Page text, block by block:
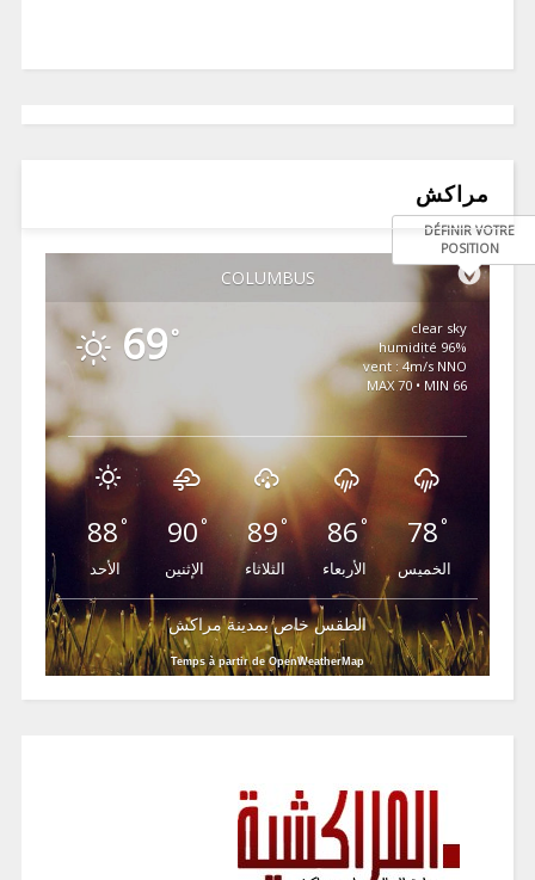
مراكش
COLUMBUS
DÉFINIR VOTRE
POSITION
69 °
clear sky
96% humidité
vent : 4m/s NNO
MAX 70 • MIN 66
88°
الأحد
90°
الإثنين
89°
الثلاثاء
86°
الأربعاء
78°
الخميس
الطقس خاص بمدينة مراكش
Temps à partir de OpenWeatherMap